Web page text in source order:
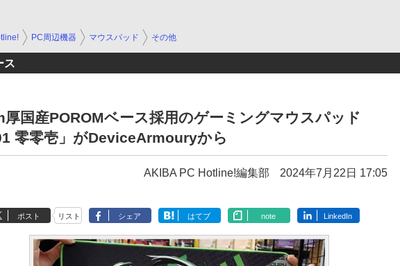
PC周辺機器 マウスパッド その他
ス
厚国産POROMベース採用のゲーミングマウスパッド
零零壱」がDeviceArmouryから
AKIBA PC Hotline!編集部 2024年7月22日 17:05
ポスト リスト シェア はてブ note LinkedIn